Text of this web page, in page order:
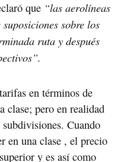
que “las aerolíneas
sobre los
ruta y después
en términos de
clase; pero en realidad
Cuando
en una clase , el precio
y es así como